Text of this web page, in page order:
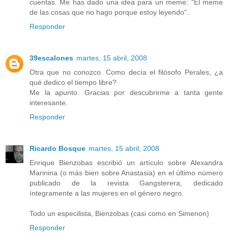
cuentas. Me has dado una idea para un meme: "El meme
de las cosas que no hago porque estoy leyendo".
Responder
39escalones martes, 15 abril, 2008
Otra que no conozco. Como decía el filósofo Perales, ¿a
qué dedico el tiempo libre?
Me la apunto. Gracias por descubrirme a tanta gente
interesante.
Responder
Ricardo Bosque martes, 15 abril, 2008
Enrique Bienzobas escribió un artículo sobre Alexandra
Marinina (o más bien sobre Anastasia) en el último número
publicado de la revista Gangsterera, dedicado
íntegramente a las mujeres en el género negro.
Todo un especilista, Bienzobas (casi como en Simenon)
Responder